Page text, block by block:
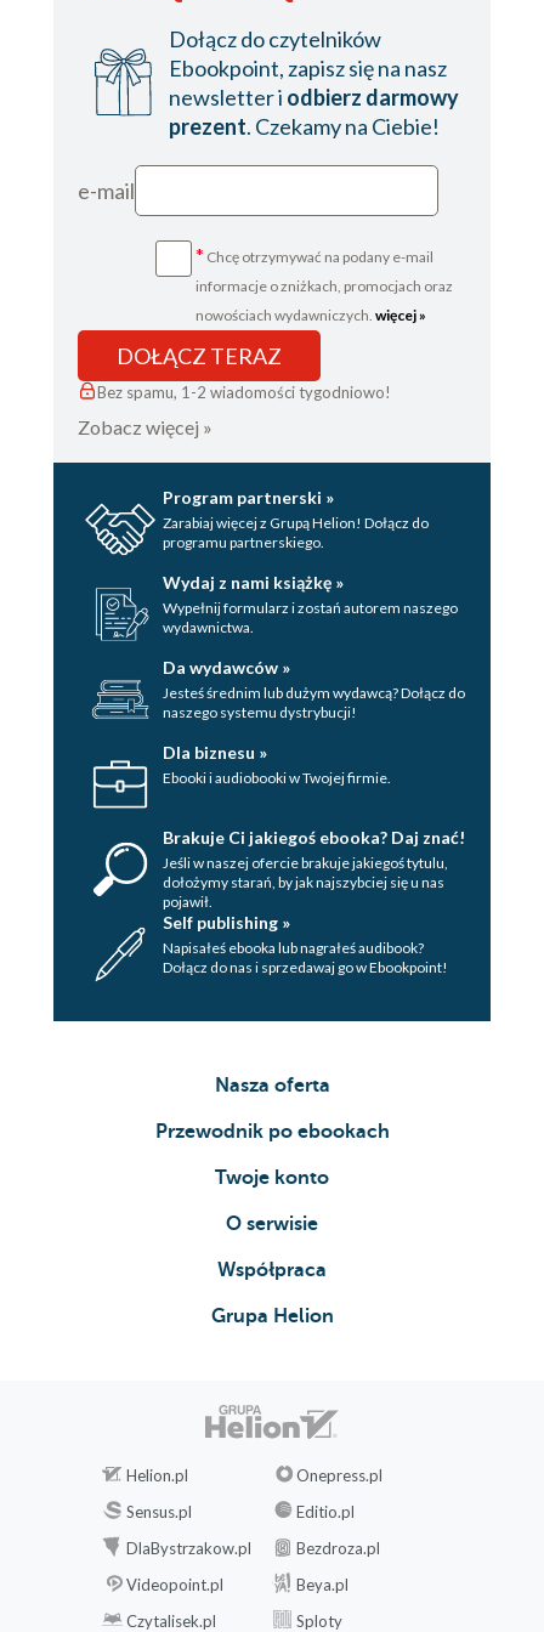
Dołącz do czytelników
Ebookpoint, zapisz się na nasz
newsletter i odbierz darmowy
prezent. Czekamy na Ciebie!
e-mail
* Chcę otrzymywać na podany e-mail
informacje o zniżkach, promocjach oraz
nowościach wydawniczych. więcej »
DOŁĄCZ TERAZ
Bez spamu, 1-2 wiadomości tygodniowo!
Zobacz więcej »
Program partnerski »
Zarabiaj więcej z Grupą Helion! Dołącz do
programu partnerskiego.
Wydaj z nami książkę »
Wypełnij formularz i zostań autorem naszego
wydawnictwa.
Da wydawców »
Jesteś średnim lub dużym wydawcą? Dołącz do
naszego systemu dystrybucji!
Dla biznesu »
Ebooki i audiobooki w Twojej firmie.
Brakuje Ci jakiegoś ebooka? Daj znać!
Jeśli w naszej ofercie brakuje jakiegoś tytulu,
dołożymy starań, by jak najszybciej się u nas
pojawił.
Self publishing »
Napisałeś ebooka lub nagrałeś audibook?
Dołącz do nas i sprzedawaj go w Ebookpoint!
Nasza oferta
Przewodnik po ebookach
Twoje konto
O serwisie
Współpraca
Grupa Helion
Helion.pl
Onepress.pl
Sensus.pl
Editio.pl
DlaBystrzakow.pl
Bezdroza.pl
Videopoint.pl
Beya.pl
Czytalisek.pl
Sploty